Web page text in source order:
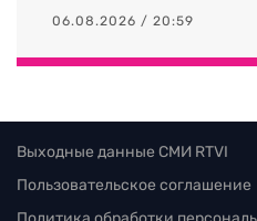
06.08.2026 / 20:59
Выходные данные СМИ RTVI
Пользовательское соглашение